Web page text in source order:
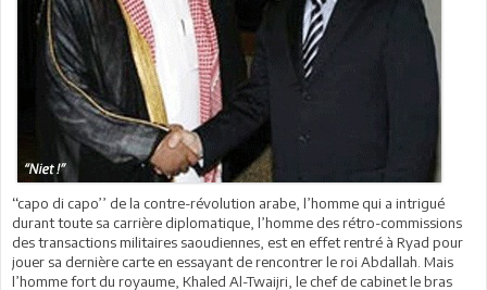
‘‘capo di capo’’ de la contre-révolution arabe, l’homme qui a intrigué
durant toute sa carrière diplomatique, l’homme des rétro-commissions
des transactions militaires saoudiennes, est en effet rentré à Ryad pour
jouer sa dernière carte en essayant de rencontrer le roi Abdallah. Mais
l’homme fort du royaume, Khaled Al-Twaijri, le chef de cabinet le bras